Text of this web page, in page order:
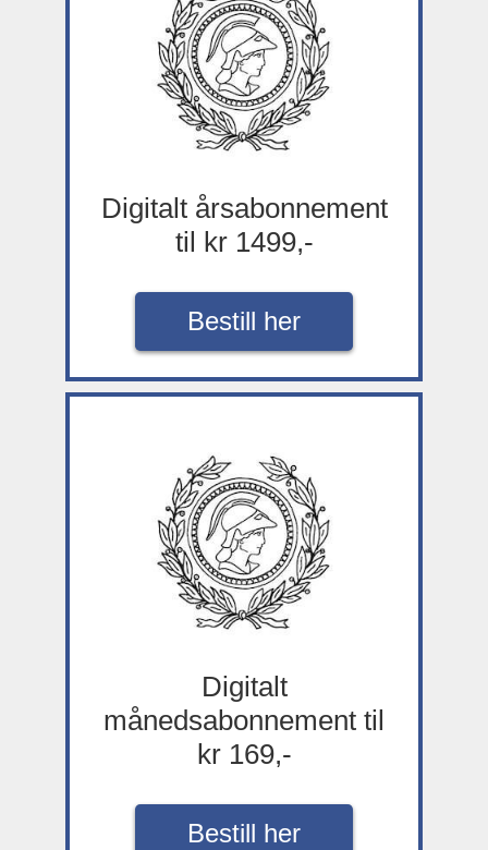
Digitalt årsabonnement
til kr 1499,-
Bestill her
Digitalt
månedsabonnement til
kr 169,-
Bestill her